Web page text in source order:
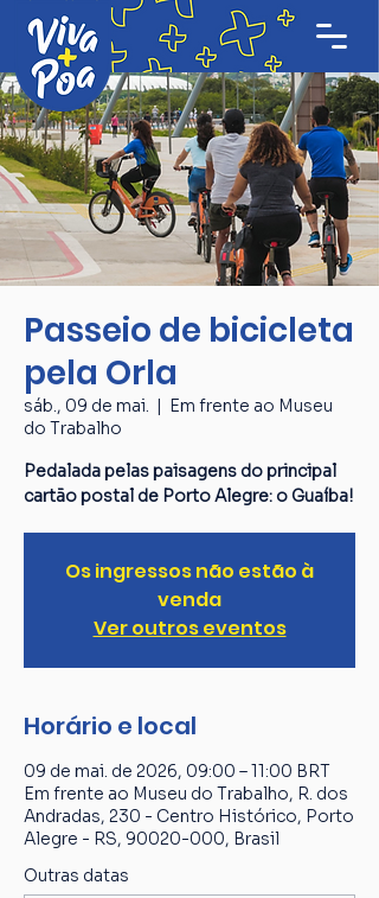
Passeio de bicicleta
pela Orla
sáb., 09 de mai.
  |
Em frente ao Museu
do Trabalho
Pedalada pelas paisagens do principal
cartão postal de Porto Alegre: o Guaíba!
Os ingressos não estão à
venda
Ver outros eventos
Horário e local
09 de mai. de 2026, 09:00 – 11:00 BRT
Em frente ao Museu do Trabalho, R. dos
Andradas, 230 - Centro Histórico, Porto
Alegre - RS, 90020-000, Brasil
Outras datas